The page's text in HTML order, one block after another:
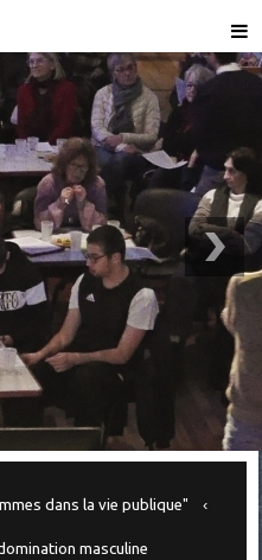
dans la vie publique"
masculine